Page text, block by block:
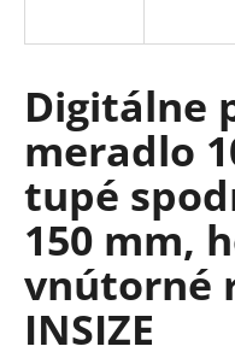
Digitálne
meradlo
tupé
150 mm,
vnútorné
INSIZE
s
ť
?
HĽADAŤ